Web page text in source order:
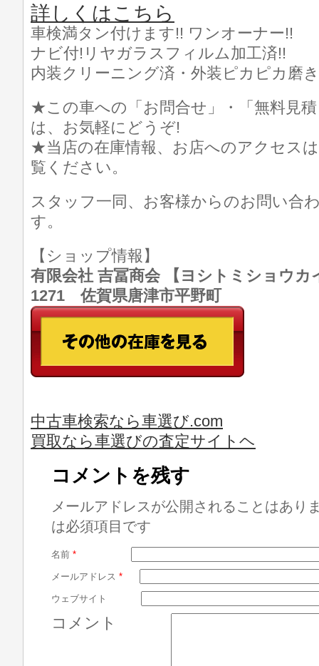
詳しくはこちら
車検満タン付けます!! ワンオーナー!!
ナビ付!リヤガラスフィルム加工済!!
内装クリーニング済・外装ピカピカ磨
★この車への「お問合せ」・「無料見
は、お気軽にどうぞ!
★当店の在庫情報、お店へのアクセス
覧ください。
スタッフ一同、お客様からのお問い合
す。
【ショップ情報】
有限会社 吉冨商会 【ヨシトミショウ
1271 佐賀県唐津市平野町
中古車検索なら車選び.com
買取なら車選びの査定サイトヘ
コメントを残す
メールアドレスが公開されることはあり
は必須項目です
名前 *
メールアドレス *
ウェブサイト
コメント